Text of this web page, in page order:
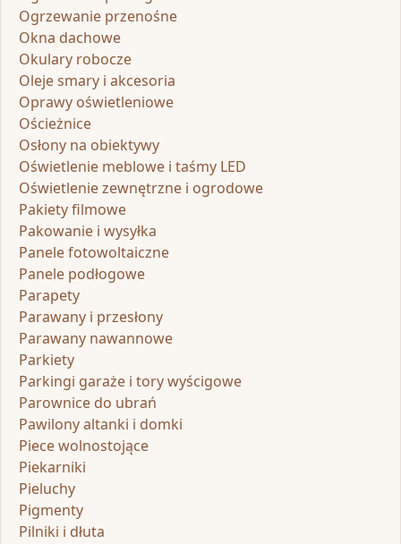
Ogrzewanie przenośne
Okna dachowe
Okulary robocze
Oleje smary i akcesoria
Oprawy oświetleniowe
Ościeżnice
Osłony na obiektywy
Oświetlenie meblowe i taśmy LED
Oświetlenie zewnętrzne i ogrodowe
Pakiety filmowe
Pakowanie i wysyłka
Panele fotowoltaiczne
Panele podłogowe
Parapety
Parawany i przesłony
Parawany nawannowe
Parkiety
Parkingi garaże i tory wyścigowe
Parownice do ubrań
Pawilony altanki i domki
Piece wolnostojące
Piekarniki
Pieluchy
Pigmenty
Pilniki i dłuta